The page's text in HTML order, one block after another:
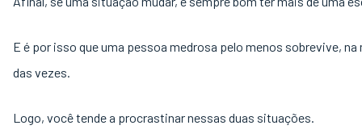
E é por isso que uma pessoa medrosa pelo menos sobrevive, na
das vezes.
Logo, você tende a procrastinar nessas duas situações.